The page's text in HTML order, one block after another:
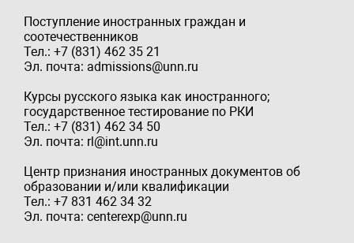
Поступление иностранных граждан и
соотечественников
Тел.: +7 (831) 462 35 21
Эл. почта: admissions@unn.ru
Курсы русского языка как иностранного;
государственное тестирование по РКИ
Тел.: +7 (831) 462 34 50
Эл. почта: rl@int.unn.ru
Центр признания иностранных документов об
образовании и/или квалификации
Тел.: +7 831 462 34 32
Эл. почта: centerexp@unn.ru